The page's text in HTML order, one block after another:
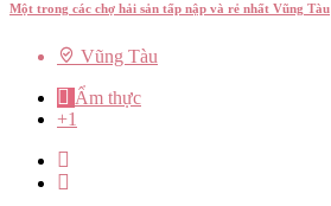
Một trong các chợ hải sản tấp nập và rẻ nhất Vũng Tàu
Vũng Tàu
Ẩm thực
+1